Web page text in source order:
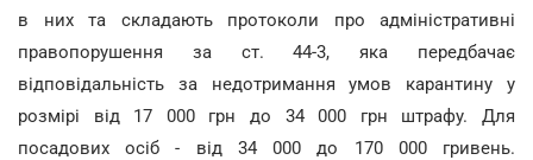
в них та складають протоколи про адміністративні
правопорушення за ст. 44-3, яка передбачає
відповідальність за недотримання умов карантину у
розмірі від 17 000 грн до 34 000 грн штрафу. Для
посадових осіб - від 34 000 до 170 000 гривень.